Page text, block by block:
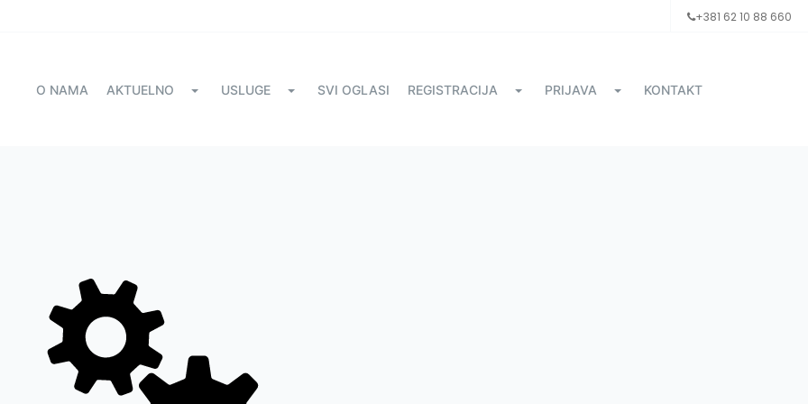
+381 62 10 88 660
O NAMA AKTUELNO USLUGE SVI OGLASI REGISTRACIJA PRIJAVA KONTAKT